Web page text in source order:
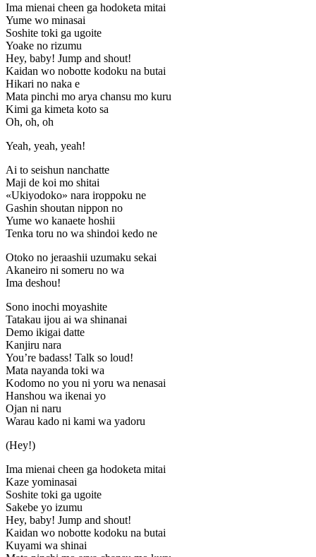
Ima mienai cheen ga hodoketa mitai
Yume wo minasai
Soshite toki ga ugoite
Yoake no rizumu
Hey, baby! Jump and shout!
Kaidan wo nobotte kodoku na butai
Hikari no naka e
Mata pinchi mo arya chansu mo kuru
Kimi ga kimeta koto sa
Oh, oh, oh
Yeah, yeah, yeah!
Ai to seishun nanchatte
Maji de koi mo shitai
«Ukiyodoko» nara iroppoku ne
Gashin shoutan nippon no
Yume wo kanaete hoshii
Tenka toru no wa shindoi kedo ne
Otoko no jeraashii uzumaku sekai
Akaneiro ni someru no wa
Ima deshou!
Sono inochi moyashite
Tatakau ijou ai wa shinanai
Demo ikigai dattе
Kanjiru nara
You’re badass! Talk so loud!
Mata nayanda toki wa
Kodomo no you ni yoru wa nenasai
Hanshou wa ikenai yo
Ojan ni naru
Warau kado ni kami wa yadoru
(Hеy!)
Ima mienai cheen ga hodoketa mitai
Kaze yominasai
Soshite toki ga ugoite
Sakebe yo izumu
Hey, baby! Jump and shout!
Kaidan wo nobotte kodoku na butai
Kuyami wa shinai